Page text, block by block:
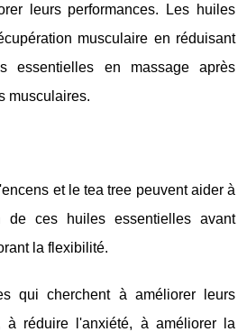
leurs performances. Les huiles
musculaire en réduisant
essentielles en massage après
musculaires.
et le tea tree peuvent aider à
de ces huiles essentielles avant
la flexibilité.
qui cherchent à améliorer leurs
à réduire l'anxiété, à améliorer la